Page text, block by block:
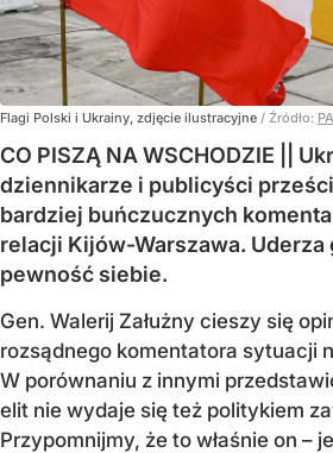
Flagi Polski i Ukrainy, zdjęcie ilustracyjne / Źródło:
CO PISZĄ NA WSCHODZIE ||
dziennikarze i publicyści
bardziej buńczucznych
relacji Kijów-Warszawa.
pewność siebie.
Gen. Walerij Załużny cieszy się
rozsądnego komentatora sytuacji
W porównaniu z innymi
elit nie wydaje się też politykiem
Przypomnijmy, że to właśnie on –